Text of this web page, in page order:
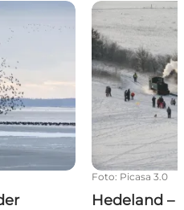
Hedeland –
Foto: Picasa 3.0
Hedeland –